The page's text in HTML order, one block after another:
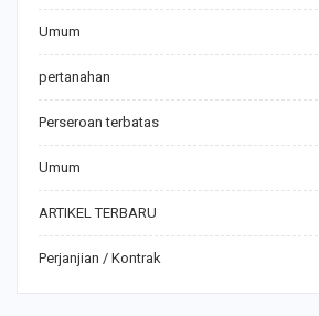
Umum
pertanahan
Perseroan terbatas
Umum
ARTIKEL TERBARU
Perjanjian / Kontrak